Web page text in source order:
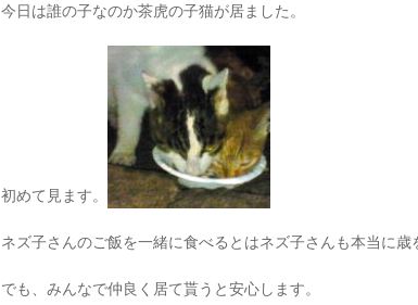
今日は誰の子なのか茶虎の子猫が居ました。
初めて見ます。
ネズ子さんのご飯を一緒に食べるとはネズ子さんも本当に歳
でも、みんなで仲良く居て貰うと安心します。